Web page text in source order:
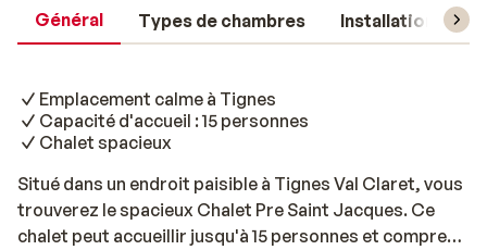
Général Types de chambres Installations
Emplacement calme à Tignes
Capacité d'accueil : 15 personnes
Chalet spacieux
Situé dans un endroit paisible à Tignes Val Claret, vous
trouverez le spacieux Chalet Pre Saint Jacques. Ce
chalet peut accueillir jusqu'à 15 personnes et comprend